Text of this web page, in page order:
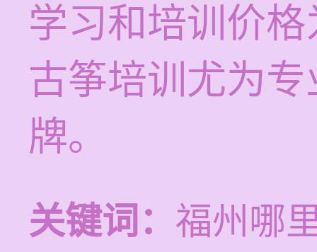
学习和培训价
古筝培训尤为专
牌。
关键词： 福州哪